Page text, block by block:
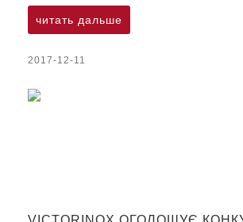
читать дальше
2017-12-11